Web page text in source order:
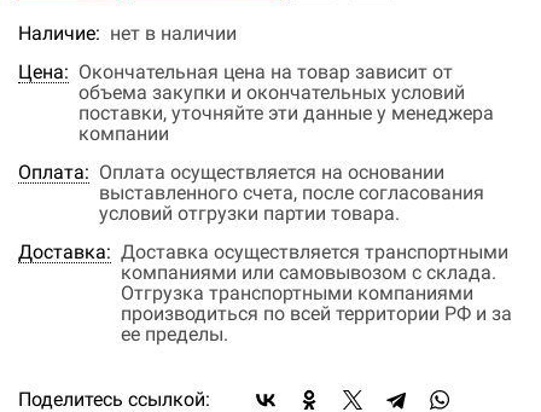
Наличие: нет в наличии
Цена: Окончательная цена на товар зависит от
объема закупки и окончательных условий
поставки, уточняйте эти данные у менеджера
компании
Оплата: Оплата осуществляется на основании
выставленного счета, после согласования
условий отгрузки партии товара.
Доставка: Доставка осуществляется транспортными
компаниями или самовывозом с склада.
Отгрузка транспортными компаниями
производиться по всей территории РФ и за
ее пределы.
Поделитесь ссылкой: